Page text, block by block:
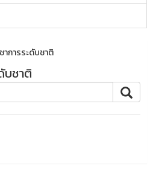
าการระดับชาติ
บชาติ